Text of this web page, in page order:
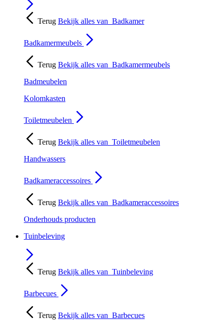
Terug Bekijk alles van Badkamer
Badkamermeubels
Terug Bekijk alles van Badkamermeubels
Badmeubelen
Kolomkasten
Toiletmeubelen
Terug Bekijk alles van Toiletmeubelen
Handwassers
Badkameraccessoires
Terug Bekijk alles van Badkameraccessoires
Onderhouds producten
Tuinbeleving
Terug Bekijk alles van Tuinbeleving
Barbecues
Terug Bekijk alles van Barbecues